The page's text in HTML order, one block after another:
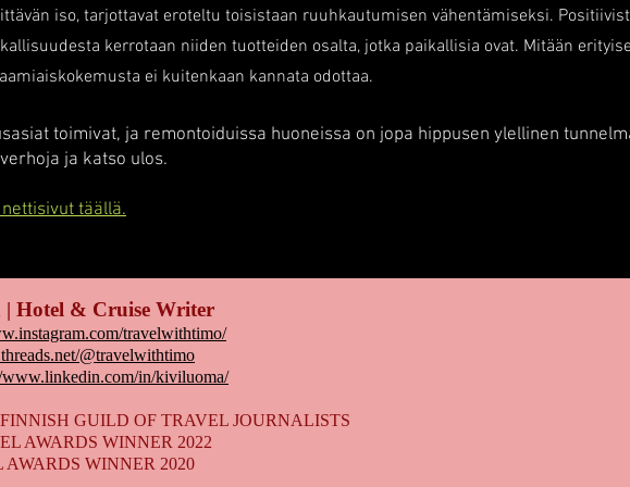
iso, tarjottavat eroteltu toisistaan ruuhkautumisen vähentämiseksi.
kerrotaan niiden tuotteiden osalta, jotka paikallisia ovat. Mitään
ei kuitenkaan kannata odottaa.
toimivat, ja remontoiduissa huoneissa on jopa hippusen ylellinen
ja katso ulos.
täällä.
Hotel & Cruise Writer
travelwithtimo/
@travelwithtimo
www.linkedin.com/in/kiviluoma/
GUILD OF TRAVEL JOURNALISTS
AWARDS WINNER 2022
WINNER 2020